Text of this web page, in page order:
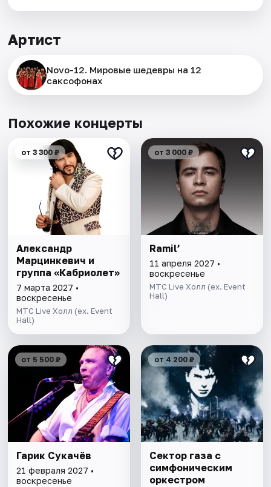
Артист
Novo-12. Мировые шедевры на 12
саксофонах
Похожие концерты
от 3 300 ₽
Александр
Марцинкевич и
группа «Кабриолет»
7 марта 2027 •
воскресенье
МТС Live Холл (ex. Event
Hall)
от 3 000 ₽
Ramil’
11 апреля 2027 •
воскресенье
МТС Live Холл (ex. Event
Hall)
от 5 500 ₽
Гарик Сукачёв
21 февраля 2027 •
воскресенье
от 4 200 ₽
Сектор газа с
симфоническим
оркестром